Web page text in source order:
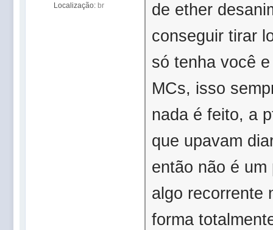
Localização: br
de ether
conseguir tirar
só tenha você
MCs, isso
nada é feito, a
que upavam
então não é
algo recorrente
forma